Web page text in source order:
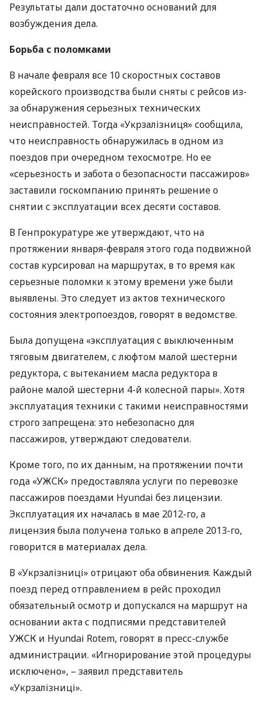
Результаты дали достаточно оснований для
возбуждения дела.
Борьба с поломками
В начале февраля все 10 скоростных составов
корейского производства были сняты с рейсов из-
за обнаружения серьезных технических
неисправностей. Тогда «Укрзалізниця» сообщила,
что неисправность обнаружилась в одном из
поездов при очередном техосмотре. Но ее
«серьезность и забота о безопасности пассажиров»
заставили госкомпанию принять решение о
снятии с эксплуатации всех десяти составов.
В Генпрокуратуре же утверждают, что на
протяжении января-февраля этого года подвижной
состав курсировал на маршрутах, в то время как
серьезные поломки к этому времени уже были
выявлены. Это следует из актов технического
состояния электропоездов, говорят в ведомстве.
Была допущена «эксплуатация с выключенным
тяговым двигателем, с люфтом малой шестерни
редуктора, с вытеканием масла редуктора в
районе малой шестерни 4-й колесной пары». Хотя
эксплуатация техники с такими неисправностями
строго запрещена: это небезопасно для
пассажиров, утверждают следователи.
Кроме того, по их данным, на протяжении почти
года «УЖСК» предоставляла услуги по перевозке
пассажиров поездами Hyundai без лицензии.
Эксплуатация их началась в мае 2012-го, а
лицензия была получена только в апреле 2013-го,
говорится в материалах дела.
В «Укрзалізниці» отрицают оба обвинения. Каждый
поезд перед отправлением в рейс проходил
обязательный осмотр и допускался на маршрут на
основании акта с подписями представителей
УЖСК и Hyundai Rotem, говорят в пресс-службе
администрации. «Игнорирование этой процедуры
исключено», – заявил представитель
«Укрзалізниці».